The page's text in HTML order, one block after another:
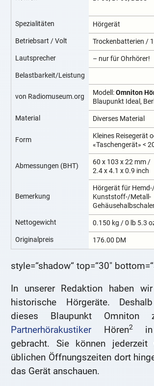
Spezialitäten
Hörgerät
Betriebsart / Volt
Trockenbatterien /
Lautsprecher
– nur für Ohrhörer!
Belastbarkeit/Leistung
von Radiomuseum.org Modell:Omniton
Blaupunkt Ideal,
Material
Diverses Material
Form
Kleines Reisegerät
«Taschengerät» <
Abmessungen (BHT)
60 x 103 x 22 mm /
2.4 x 4.1 x 0.9 inch
Bemerkung
Hörgerät für
Kunststoff-/Metall-
Nettogewicht
0.150 kg / 0 lb 5.3
Originalpreis
176.00 DM
style=“shadow“ top=“30″
In unserer Redaktion haben
historische Hörgeräte.
dieses Blaupunkt Omniton
PartnerhörakustikerHören2
gebracht. Sie können jederzeit
üblichen Öffnungszeiten dort
das Gerät anschauen.